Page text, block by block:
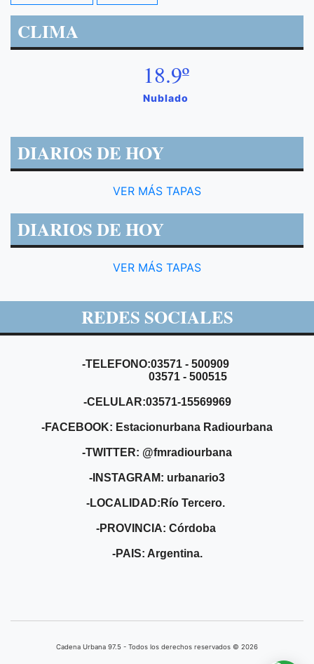
CLIMA
18.9º
Nublado
DIARIOS DE HOY
VER MÁS TAPAS
DIARIOS DE HOY
VER MÁS TAPAS
REDES SOCIALES
-TELEFONO:03571 - 500909
03571 - 500515
-CELULAR:03571-15569969
-FACEBOOK: Estacionurbana Radiourbana
-TWITTER: @fmradiourbana
-INSTAGRAM: urbanario3
-LOCALIDAD:Río Tercero.
-PROVINCIA: Córdoba
-PAIS: Argentina.
Cadena Urbana ​97.5 - Todos los derechos reservados © 2026